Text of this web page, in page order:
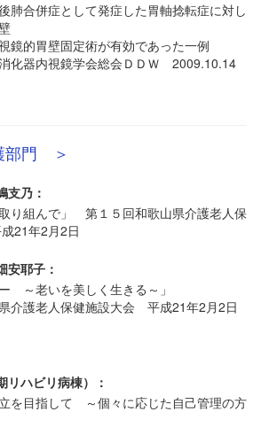
肺合併症として発症した胃軸捻転症に対し
鏡的胃壁固定術が有効であった一例
化器内視鏡学会総会ＤＤＷ 2009.10.14
部門 ＞
乃：
り組んで」 第１５回和歌山県介護老人保
21年2月2日
耶子：
～老いを美しく生きる～」
介護老人保健施設大会 平成21年2月2日
ハビリ病棟）：
立を目指して ～個々に応じた自己管理の方